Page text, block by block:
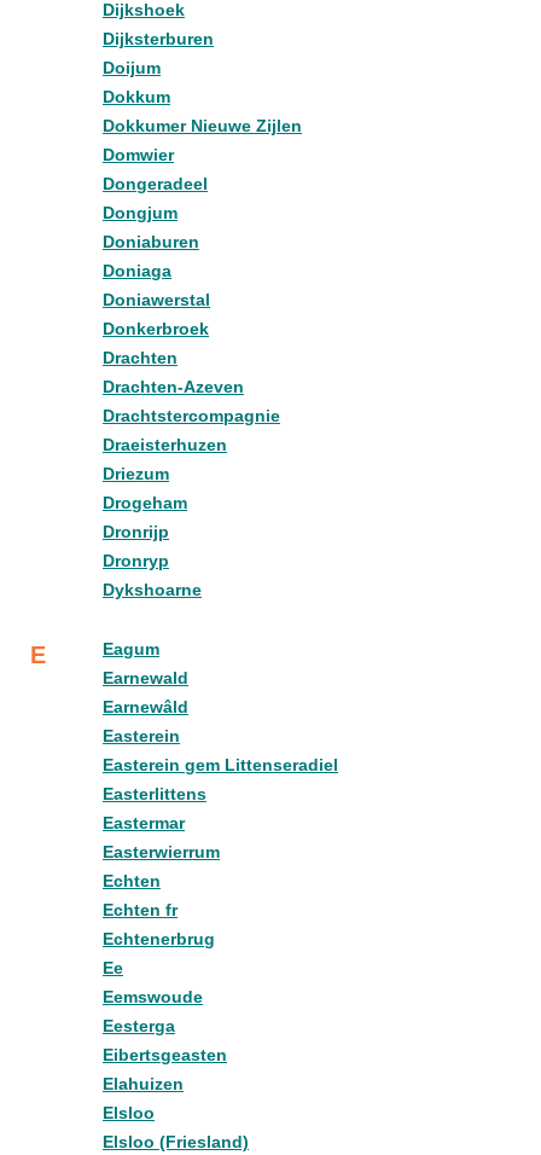
Dijkshoek
Dijksterburen
Doijum
Dokkum
Dokkumer Nieuwe Zijlen
Domwier
Dongeradeel
Dongjum
Doniaburen
Doniaga
Doniawerstal
Donkerbroek
Drachten
Drachten-Azeven
Drachtstercompagnie
Draeisterhuzen
Driezum
Drogeham
Dronrijp
Dronryp
Dykshoarne
E
Eagum
Earnewald
Earnewâld
Easterein
Easterein gem Littenseradiel
Easterlittens
Eastermar
Easterwierrum
Echten
Echten fr
Echtenerbrug
Ee
Eemswoude
Eesterga
Eibertsgeasten
Elahuizen
Elsloo
Elsloo (Friesland)